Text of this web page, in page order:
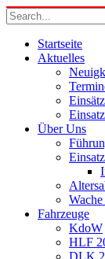
Startseite
Aktuelles
Über Uns
Fahrzeuge
KdoW
HLF
DLK